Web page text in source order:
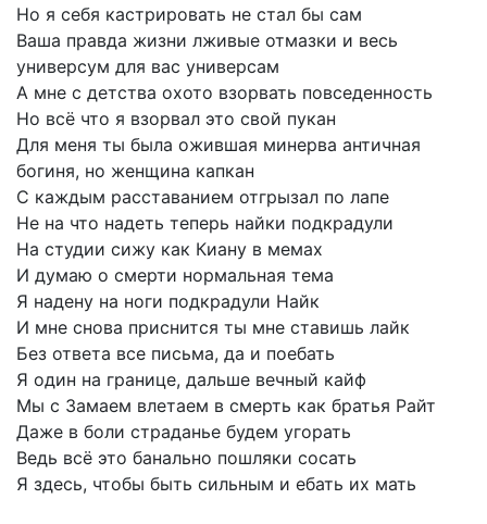
Но я себя кастрировать не стал бы сам
Ваша правда жизни лживые отмазки и весь
универсум для вас универсам
А мне с детства охото взорвать повседенность
Но всё что я взорвал это свой пукан
Для меня ты была ожившая минерва античная
богиня, но женщина капкан
С каждым расставанием отгрызал по лапе
Не на что надеть теперь найки подкрадули
На студии сижу как Киану в мемах
И думаю о смерти нормальная тема
Я надену на ноги подкрадули Найк
И мне снова приснится ты мне ставишь лайк
Без ответа все письма, да и поебать
Я один на границе, дальше вечный кайф
Мы с Замаем влетаем в смерть как братья Райт
Даже в боли страданье будем угорать
Ведь всё это банально пошляки сосать
Я здесь, чтобы быть сильным и ебать их мать